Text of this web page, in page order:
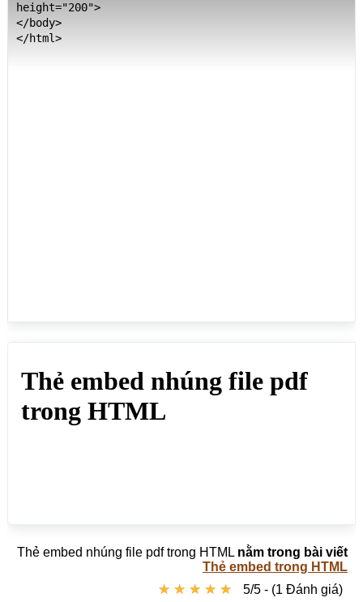
height="200">
</body>
</html>
Thẻ embed nhúng file pdf trong HTML nằm trong bài viết
Thẻ embed trong HTML
★ ★ ★ ★ ★
★ ★ ★ ★ ★ 5/5 - (1 Đánh giá)